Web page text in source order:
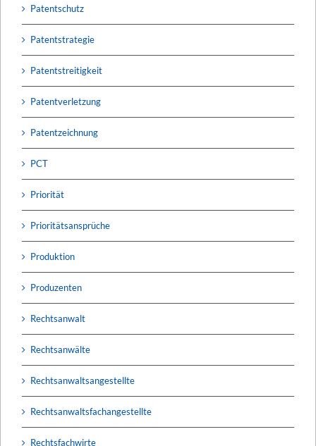
Patentschutz
Patentstrategie
Patentstreitigkeit
Patentverletzung
Patentzeichnung
PCT
Priorität
Prioritätsansprüche
Produktion
Produzenten
Rechtsanwalt
Rechtsanwälte
Rechtsanwaltsangestellte
Rechtsanwaltsfachangestellte
Rechtsfachwirte